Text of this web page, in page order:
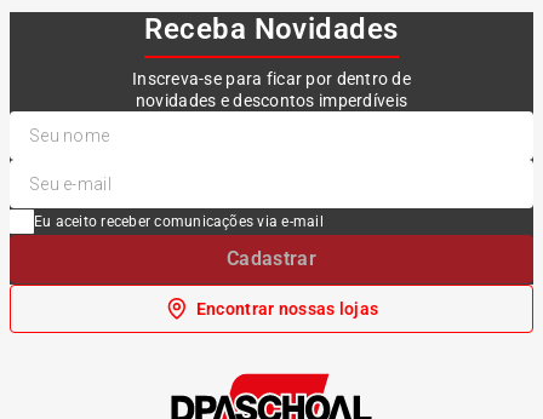
Receba Novidades
Inscreva-se para ficar por dentro de
novidades e descontos imperdíveis
Eu aceito receber comunicações via e-mail
Cadastrar
Encontrar nossas lojas